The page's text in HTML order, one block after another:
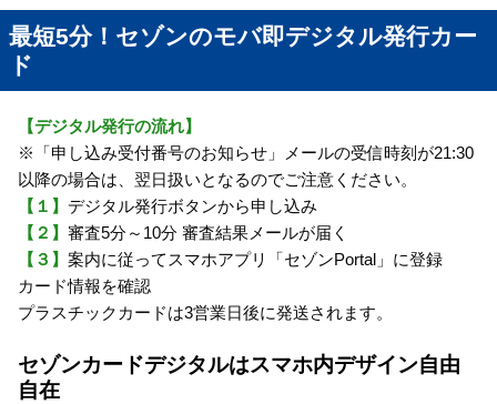
最短5分！セゾンのモバ即デジタル発行カー
ド
【デジタル発行の流れ】
※「申し込み受付番号のお知らせ」メールの受信時刻が21:30
以降の場合は、翌日扱いとなるのでご注意ください。
【１】 デジタル発行ボタンから申し込み
【２】 審査5分～10分 審査結果メールが届く
【３】 案内に従ってスマホアプリ「セゾンPortal」に登録
カード情報を確認
プラスチックカードは3営業日後に発送されます。
セゾンカードデジタルはスマホ内デザイン自由
自在